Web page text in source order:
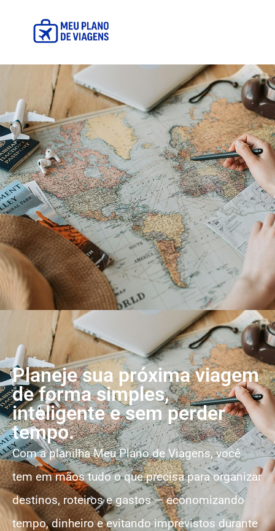
Planeje sua próxima viagem
de forma simples,
inteligente e sem perder
tempo.
Com a planilhaMeu Plano de Viagens, você
tem em mãos tudo o que precisa para organizar
destinos, roteiros e gastos — economizando
tempo, dinheiro e evitando imprevistos durante